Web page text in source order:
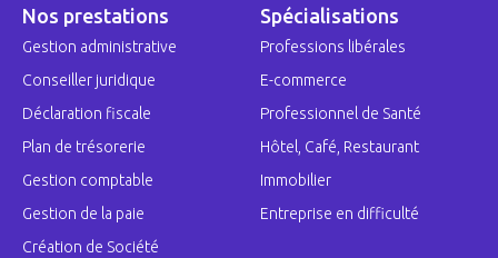
Nos prestations
Gestion administrative
Conseiller juridique
Déclaration fiscale
Plan de trésorerie
Gestion comptable
Gestion de la paie
Création de Société
Spécialisations
Professions libérales
E-commerce
Professionnel de Santé
Hôtel, Café, Restaurant
Immobilier
Entreprise en difficulté